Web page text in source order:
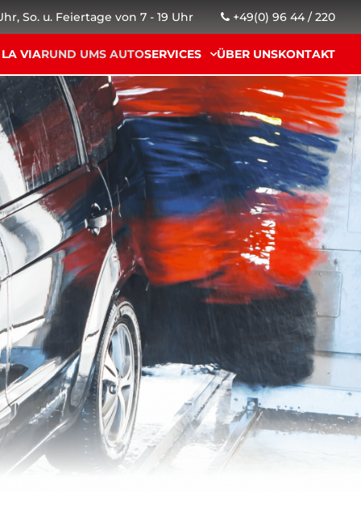
So. u. Feiertage von 7 - 19 Uhr +49(0) 96 44 / 220
LA VIARUND UMS AUTOSERVICES ÜBER UNSKONTAKT